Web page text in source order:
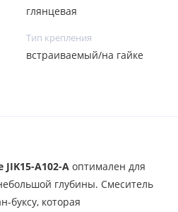
глянцевая
Тип крепления
встраиваемый/на гайке
JIK15-A102-A оптимален для
глубины. Смеситель
буксу, которая